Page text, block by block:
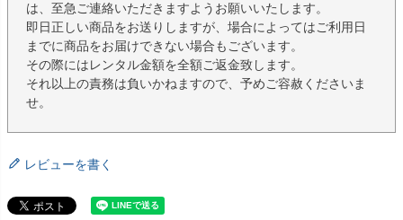
は、至急ご連絡いただきますようお願いいたします。
即日正しい商品をお送りしますが、場合によってはご利用日
までに商品をお届けできない場合もございます。
その際にはレンタル金額を全額ご返金致します。
それ以上の責務は負いかねますので、予めご容赦くださいま
せ。
レビューを書く